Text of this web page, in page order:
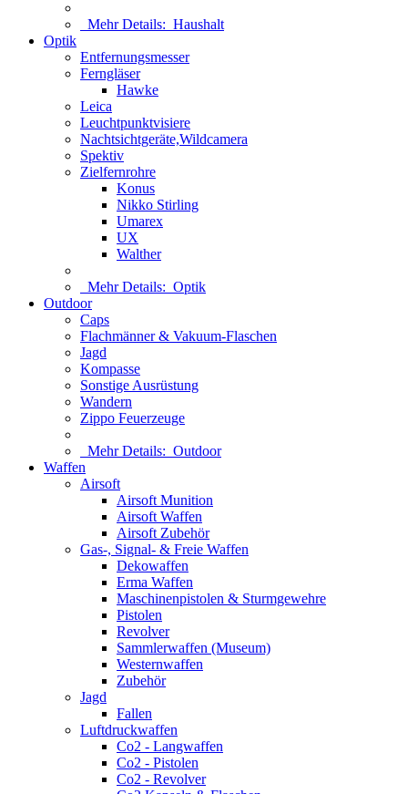
Mehr Details: Haushalt
Optik
Entfernungsmesser
Ferngläser
Hawke
Leica
Leuchtpunktvisiere
Nachtsichtgeräte,Wildcamera
Spektiv
Zielfernrohre
Konus
Nikko Stirling
Umarex
UX
Walther
Mehr Details: Optik
Outdoor
Caps
Flachmänner & Vakuum-Flaschen
Jagd
Kompasse
Sonstige Ausrüstung
Wandern
Zippo Feuerzeuge
Mehr Details: Outdoor
Waffen
Airsoft
Airsoft Munition
Airsoft Waffen
Airsoft Zubehör
Gas-, Signal- & Freie Waffen
Dekowaffen
Erma Waffen
Maschinenpistolen & Sturmgewehre
Pistolen
Revolver
Sammlerwaffen (Museum)
Westernwaffen
Zubehör
Jagd
Fallen
Luftdruckwaffen
Co2 - Langwaffen
Co2 - Pistolen
Co2 - Revolver